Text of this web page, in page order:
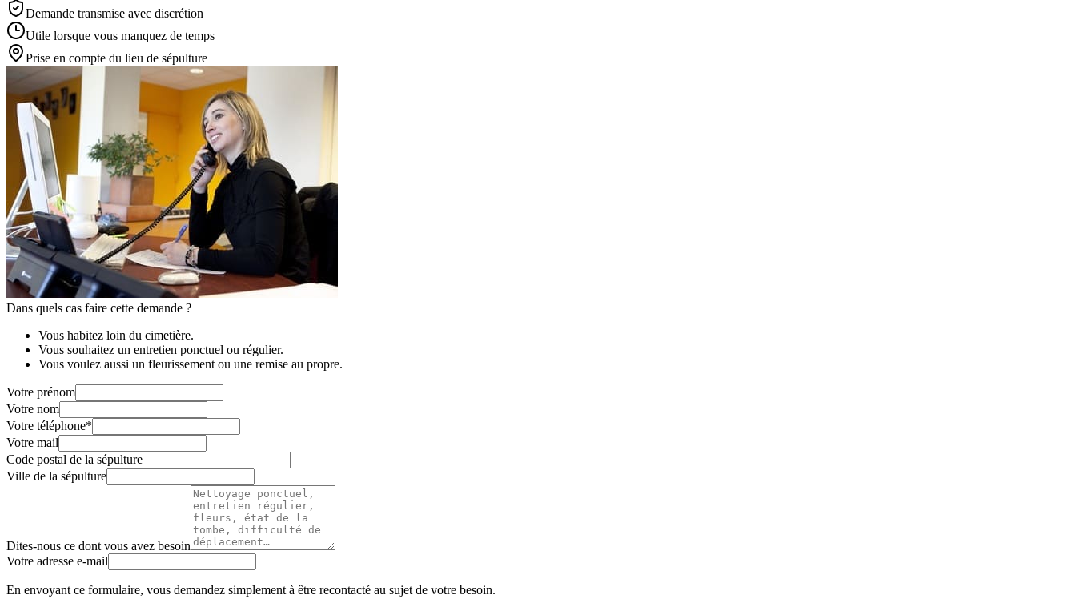
Demande transmise avec discrétion
Utile lorsque vous manquez de temps
Prise en compte du lieu de sépulture
Dans quels cas faire cette demande ?
Vous habitez loin du cimetière.
Vous souhaitez un entretien ponctuel ou régulier.
Vous voulez aussi un fleurissement ou une remise au propre.
Votre prénom
Votre nom
Votre téléphone*
Votre mail
Code postal de la sépulture
Ville de la sépulture
Dites-nous ce dont vous avez besoin
Votre adresse e-mail
En envoyant ce formulaire, vous demandez simplement à être recontacté au sujet de votre besoin.